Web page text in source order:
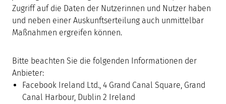
Zugriff auf die Daten der Nutzerinnen und Nutzer haben
und neben einer Auskunftserteilung auch unmittelbar
Maßnahmen ergreifen können.
Bitte beachten Sie die folgenden Informationen der
Anbieter:
Facebook Ireland Ltd., 4 Grand Canal Square, Grand
Canal Harbour, Dublin 2 Ireland